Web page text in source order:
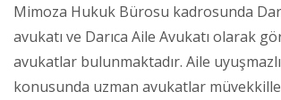
Mimoza Hukuk Bürosu kadrosunda
avukatı ve Darıca Aile Avukatı olarak
avukatlar bulunmaktadır. Aile
konusunda uzman avukatlar